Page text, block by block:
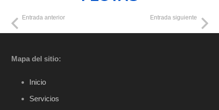
Entrada anterior Entrada siguiente
Mapa del sitio:
Inicio
Servicios